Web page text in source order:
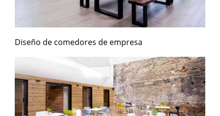
Diseño de comedores de empresa